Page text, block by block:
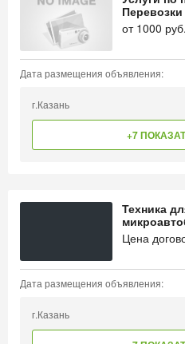
от 1000
Дата размещения объявления:
г.Казань
+7
Техника
Цена
Дата размещения объявления:
г.Казань